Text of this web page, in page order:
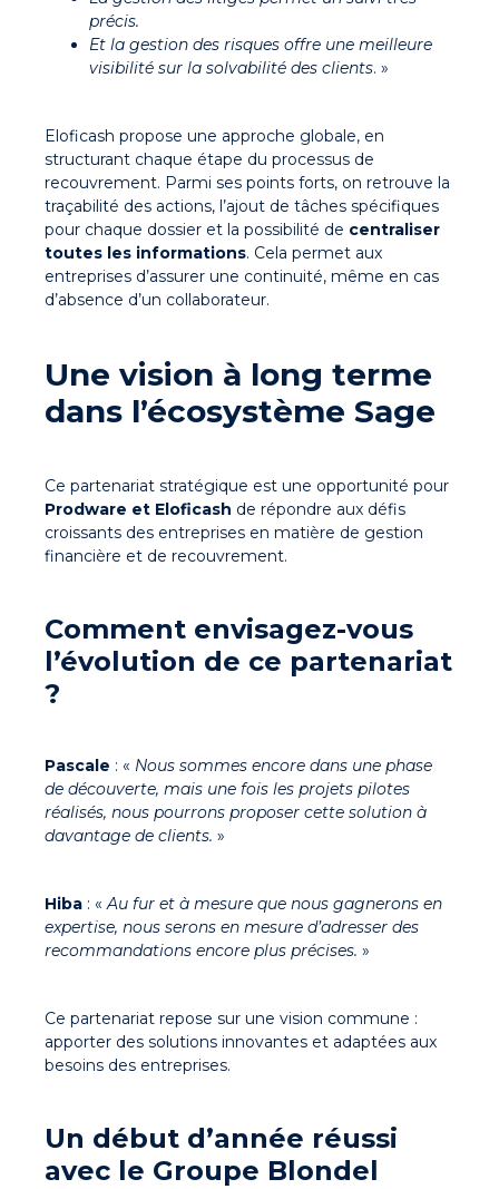
précis.
Et la gestion des risques offre une meilleure
visibilité sur la solvabilité des clients. »
Eloficash propose une approche globale, en
structurant chaque étape du processus de
recouvrement. Parmi ses points forts, on retrouve la
traçabilité des actions, l’ajout de tâches spécifiques
pour chaque dossier et la possibilité de centraliser
toutes les informations. Cela permet aux
entreprises d’assurer une continuité, même en cas
d’absence d’un collaborateur.
Une vision à long terme
dans l’écosystème Sage
Ce partenariat stratégique est une opportunité pour
Prodware et Eloficash de répondre aux défis
croissants des entreprises en matière de gestion
financière et de recouvrement.
Comment envisagez-vous
l’évolution de ce partenariat
?
Pascale : « Nous sommes encore dans une phase
de découverte, mais une fois les projets pilotes
réalisés, nous pourrons proposer cette solution à
davantage de clients. »
Hiba : «Au fur et à mesure que nous gagnerons en
expertise, nous serons en mesure d’adresser des
recommandations encore plus précises. »
Ce partenariat repose sur une vision commune :
apporter des solutions innovantes et adaptées aux
besoins des entreprises.
Un début d’année réussi
avec le Groupe Blondel